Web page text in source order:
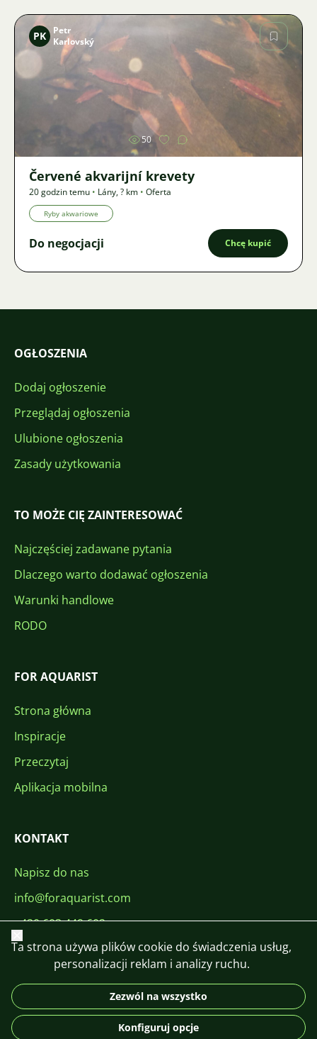
Zdjęcie
PK
Petr
Karlovský
50
Červené akvarijní krevety
20 godzin temu • Lány,? km • Oferta
Ryby akwariowe
Do negocjacji Chcę kupić
OGŁOSZENIA
Dodaj ogłoszenie
Przeglądaj ogłoszenia
Ulubione ogłoszenia
Zasady użytkowania
TO MOŻE CIĘ ZAINTERESOWAĆ
Najczęściej zadawane pytania
Dlaczego warto dodawać ogłoszenia
Warunki handlowe
RODO
FOR AQUARIST
Strona główna
Inspiracje
Przeczytaj
Aplikacja mobilna
KONTAKT
Napisz do nas
info@foraquarist.com
+420 603 449 602
DE
Zamknij
Ta strona używa plików cookie do świadczenia usług,
personalizacji reklam i analizy ruchu.
Zezwól na wszystko
Konfiguruj opcje